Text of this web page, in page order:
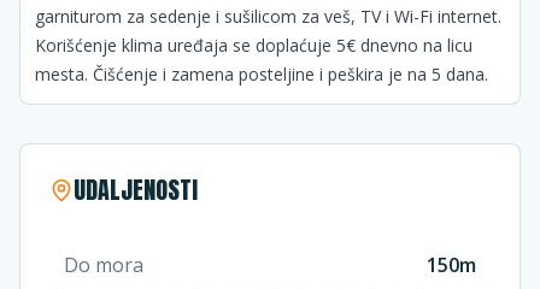
garniturom za sedenje i sušilicom za veš, TV i Wi-Fi internet.
Korišćenje klima uređaja se doplaćuje 5€ dnevno na licu
mesta. Čišćenje i zamena posteljine i peškira je na 5 dana.
UDALJENOSTI
Do mora 150m